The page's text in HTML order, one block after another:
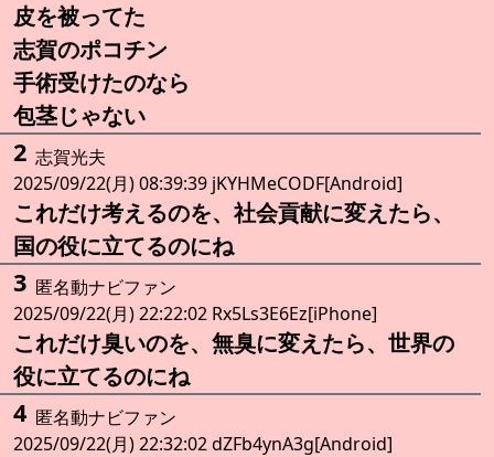
皮を被ってた
志賀のポコチン
手術受けたのなら
包茎じゃない
2 志賀光夫
2025/09/22(月) 08:39:39 jKYHMeCODF[Android]
これだけ考えるのを、社会貢献に変えたら、
国の役に立てるのにね
3 匿名動ナビファン
2025/09/22(月) 22:22:02 Rx5Ls3E6Ez[iPhone]
これだけ臭いのを、無臭に変えたら、世界の
役に立てるのにね
4 匿名動ナビファン
2025/09/22(月) 22:32:02 dZFb4ynA3g[Android]